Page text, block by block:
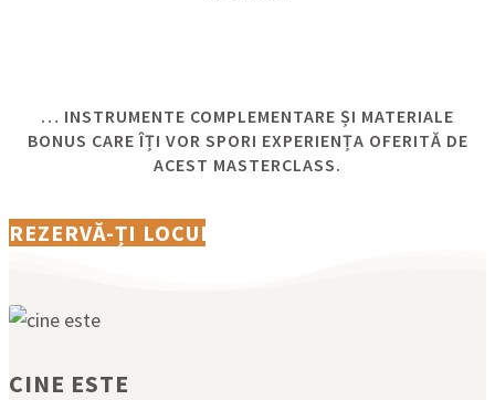
… INSTRUMENTE COMPLEMENTARE ȘI MATERIALE
BONUS CARE ÎȚI VOR SPORI EXPERIENȚA OFERITĂ DE
ACEST MASTERCLASS​.
REZERVĂ-ȚI LOCUL
CINE ESTE